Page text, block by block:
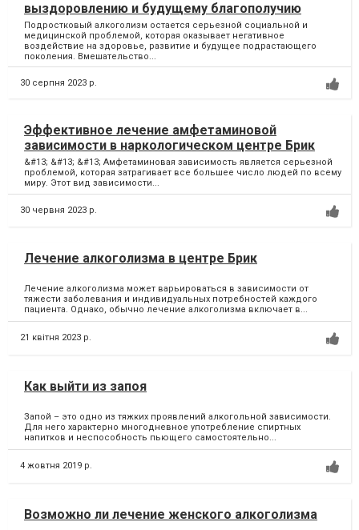
выздоровлению и будущему благополучию
Подростковый алкоголизм остается серьезной социальной и
медицинской проблемой, которая оказывает негативное
воздействие на здоровье, развитие и будущее подрастающего
поколения. Вмешательство...
30 серпня 2023 р.
Эффективное лечение амфетаминовой
зависимости в наркологическом центре Брик
&#13; &#13; &#13; Амфетаминовая зависимость является серьезной
проблемой, которая затрагивает все большее число людей по всему
миру. Этот вид зависимости...
30 червня 2023 р.
Лечение алкоголизма в центре Брик
Лечение алкоголизма может варьироваться в зависимости от
тяжести заболевания и индивидуальных потребностей каждого
пациента. Однако, обычно лечение алкоголизма включает в...
21 квітня 2023 р.
Как выйти из запоя
Запой – это одно из тяжких проявлений алкогольной зависимости.
Для него характерно многодневное употребление спиртных
напитков и неспособность пьющего самостоятельно...
4 жовтня 2019 р.
Возможно ли лечение женского алкоголизма